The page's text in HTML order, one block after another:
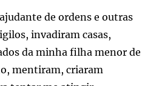
de ordens e outras
invadiram casas,
da minha filha menor de
mentiram, criaram